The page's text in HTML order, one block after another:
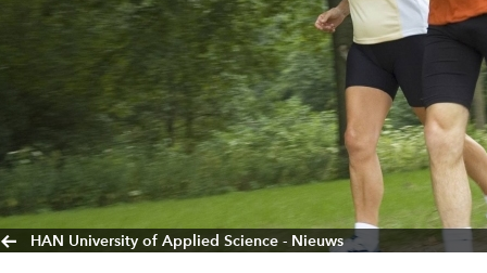
HAN University of Applied Science - Nieuws